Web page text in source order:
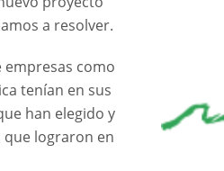
a resolver.
empresas como
tenían en sus
han elegido y
lograron en